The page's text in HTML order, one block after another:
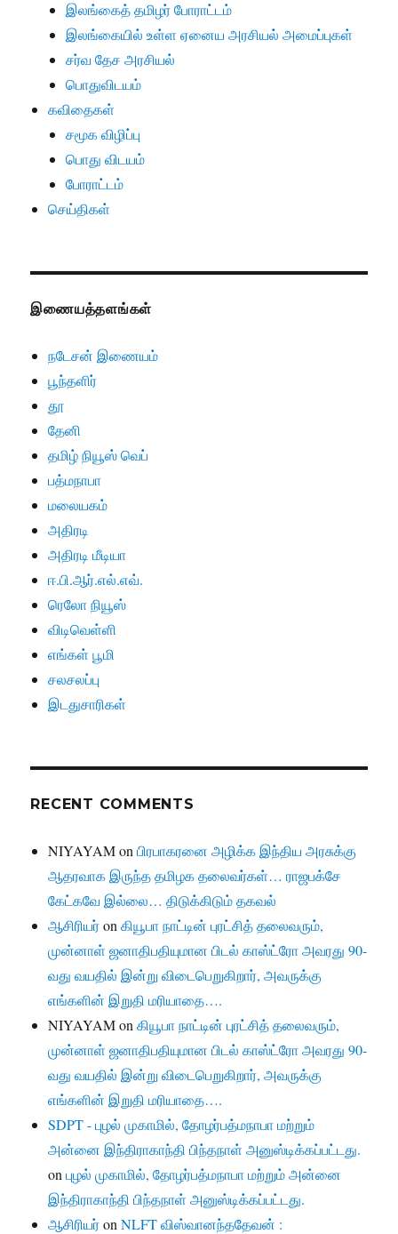
இலங்கைத் தமிழர் போராட்டம்
இலங்கையில் உள்ள ஏனைய அரசியல் அமைப்புகள்
சர்வ தேச அரசியல்
பொதுவிடயம்
கவிதைகள்
சமூக விழிப்பு
பொது விடயம்
போராட்டம்
செய்திகள்
இணையத்தளங்கள்
நடேசன் இணையம்
பூந்தளிர்
தூ
தேனி
தமிழ் நியூஸ் வெப்
பத்மநாபா
மலையகம்
அதிரடி
அதிரடி மீடியா
ஈ.பி.ஆர்.எல்.எவ்.
ரெலோ நியூஸ்
விடிவெள்ளி
எங்கள் பூமி
சலசலப்பு
இடதுசாரிகள்
RECENT COMMENTS
NIYAYAMonபிரபாகரனை அழிக்க இந்திய அரசுக்கு
ஆதரவாக இருந்த தமிழக தலைவர்கள்… ராஜபக்சே
கேட்கவே இல்லை… திடுக்கிடும் தகவல்
ஆசிரியர்onகியூபா நாட்டின் புரட்சித் தலைவரும்,
முன்னாள் ஜனாதிபதியுமான பிடல் காஸ்ட்ரோ அவரது 90-
வது வயதில் இன்று விடைபெறுகிறார், அவருக்கு
எங்களின் இறுதி மரியாதை….
NIYAYAMonகியூபா நாட்டின் புரட்சித் தலைவரும்,
முன்னாள் ஜனாதிபதியுமான பிடல் காஸ்ட்ரோ அவரது 90-
வது வயதில் இன்று விடைபெறுகிறார், அவருக்கு
எங்களின் இறுதி மரியாதை….
SDPT - புழல் முகாமில், தோழர்பத்மநாபா மற்றும்
அன்னை இந்திராகாந்தி பிந்தநாள் அனுஸ்டிக்கப்பட்டது.
onபுழல் முகாமில், தோழர்பத்மநாபா மற்றும் அன்னை
இந்திராகாந்தி பிந்தநாள் அனுஸ்டிக்கப்பட்டது.
ஆசிரியர்onNLFT விஸ்வானந்ததேவன் :